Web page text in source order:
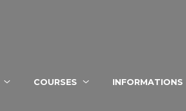
principale
COURSES INFORMATIONS